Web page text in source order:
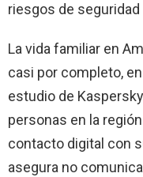
riesgos de seguridad
La vida familiar en
casi por completo,
estudio de
personas en la
contacto digital con
asegura no